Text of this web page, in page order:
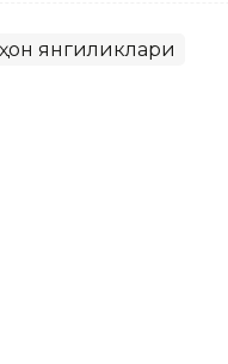
янгиликлари